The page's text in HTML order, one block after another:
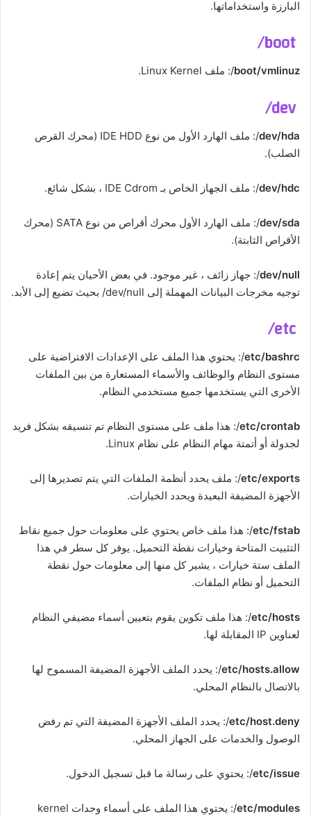
البارزة واستخداماتها.
boot/
boot/vmlinuz/: ملف Linux Kernel.
dev/
dev/hda
/: ملف الهارد الأول من نوع IDE HDD (محرك القرص
الصلب).
dev/hdc/: ملف الجهاز الخاص بـ IDE Cdrom ، بشكل شائع.
dev/sda
/: ملف الهارد الأول محرك أقراص من نوع SATA (محرك
الأقراص الثابتة).
dev/null/: جهاز زائف ، غير موجود. في بعض الأحيان يتم إعادة
توجيه مخرجات البيانات المهملة إلى dev/null/ بحيث تضيع إلى الأبد.
etc/
etc/bashrc/: يحتوي هذا الملف على الإعدادات الافتراضية على
مستوى النظام والوظائف والأسماء المستعارة من بين الملفات
الأخرى التي يستخدمها جميع مستخدمي النظام.
etc/crontab/: هذا ملف على مستوى النظام تم تنسيقه بشكل فريد
لجدولة أو أتمتة مهام النظام على نظام Linux.
etc/exports/: ملف يحدد أنظمة الملفات التي يتم تصديرها إلى
الأجهزة المضيفة البعيدة ويحدد الخيارات.
etc/fstab/: هذا ملف خاص يحتوي على معلومات حول جميع نقاط
التثبيت المتاحة وخيارات نقطة التحميل. يوفر كل سطر في هذا
الملف ستة خيارات ، يشير كل منها إلى معلومات حول نقطة
التحميل أو نظام الملفات.
etc/hosts/: هذا ملف تكوين يقوم بتعيين أسماء مضيفي النظام
لعناوين IP المقابلة لها.
etc/hosts.allow/: يحدد الملف الأجهزة المضيفة المسموح لها
بالاتصال بالنظام المحلي.
etc/host.deny/: يحدد الملف الأجهزة المضيفة التي تم رفض
الوصول والخدمات على الجهاز المحلي.
etc/issue/: يحتوي على رسالة ما قبل تسجيل الدخول.
etc/modules
/: يحتوي هذا الملف على أسماء وحدات kernel